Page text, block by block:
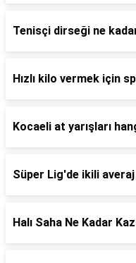
Tenisçi dirseği ne
Hızlı kilo vermek için
Kocaeli at yarışları
Süper Lig'de ikili averaj
Halı Saha Ne Kadar